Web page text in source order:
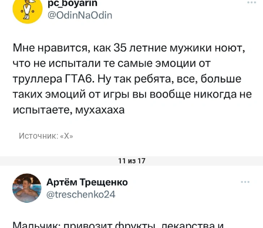
Источник: «Х»
11 из 17